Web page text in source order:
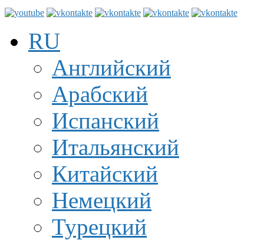
RU
Английский
Арабский
Испанский
Итальянский
Китайский
Немецкий
Турецкий